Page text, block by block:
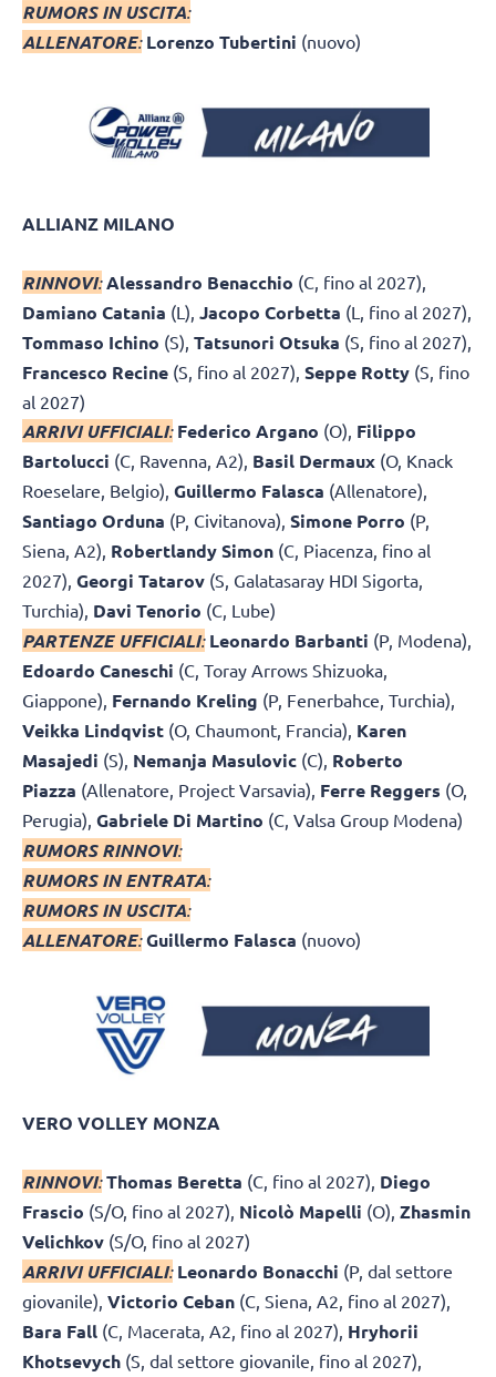
RUMORS IN USCITA:
ALLENATORE: Lorenzo Tubertini (nuovo)
ALLIANZ MILANO
RINNOVI:Alessandro Benacchio (C, fino al 2027),
Damiano Catania (L), Jacopo Corbetta (L, fino al 2027),
Tommaso Ichino (S), Tatsunori Otsuka (S, fino al 2027),
Francesco Recine (S, fino al 2027), Seppe Rotty (S, fino
al 2027)
ARRIVI UFFICIALI: Federico Argano (O), Filippo
Bartolucci (C, Ravenna, A2), Basil Dermaux (O, Knack
Roeselare, Belgio), Guillermo Falasca (Allenatore),
Santiago Orduna (P, Civitanova), Simone Porro (P,
Siena, A2), Robertlandy Simon (C, Piacenza, fino al
2027), Georgi Tatarov (S, Galatasaray HDI Sigorta,
Turchia), Davi Tenorio (C, Lube)
PARTENZE UFFICIALI: Leonardo Barbanti (P, Modena),
Edoardo Caneschi (C, Toray Arrows Shizuoka,
Giappone), Fernando Kreling (P, Fenerbahce, Turchia),
Veikka Lindqvist (O, Chaumont, Francia), Karen
Masajedi (S), Nemanja Masulovic (C), Roberto
Piazza (Allenatore, Project Varsavia), Ferre Reggers (O,
Perugia), Gabriele Di Martino (C, Valsa Group Modena)
RUMORS RINNOVI:
RUMORS IN ENTRATA:
RUMORS IN USCITA:
ALLENATORE:Guillermo Falasca (nuovo)
VERO VOLLEY MONZA
RINNOVI:Thomas Beretta (C, fino al 2027), Diego
Frascio (S/O, fino al 2027), Nicolò Mapelli (O), Zhasmin
Velichkov (S/O, fino al 2027)
ARRIVI UFFICIALI: Leonardo Bonacchi (P, dal settore
giovanile), Victorio Ceban (C, Siena, A2, fino al 2027),
Bara Fall (C, Macerata, A2, fino al 2027), Hryhorii
Khotsevych (S, dal settore giovanile, fino al 2027),